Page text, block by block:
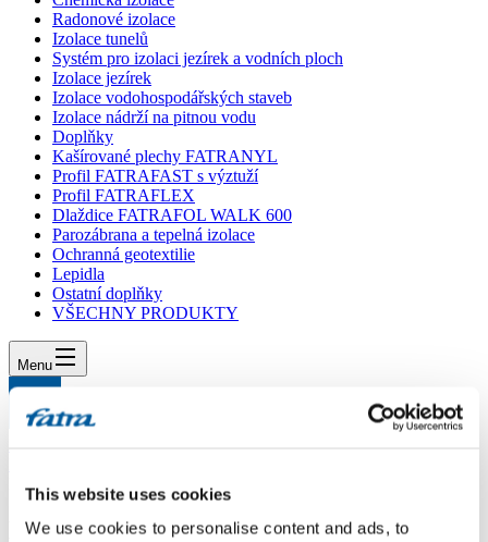
This website uses cookies
We use cookies to personalise content and ads, to
Radonové izolace
Izolace tunelů
Systém pro izolaci jezírek a vodních ploch
Izolace jezírek
Izolace vodohospodářských staveb
Izolace nádrží na pitnou vodu
Doplňky
Kašírované plechy FATRANYL
Profil FATRAFAST s výztuží
Profil FATRAFLEX
Dlaždice FATRAFOL WALK 600
Parozábrana a tepelná izolace
Ochranná geotextilie
Lepidla
Ostatní doplňky
VŠECHNY PRODUKTY
Menu
Dotaz 873
Dotaz 873